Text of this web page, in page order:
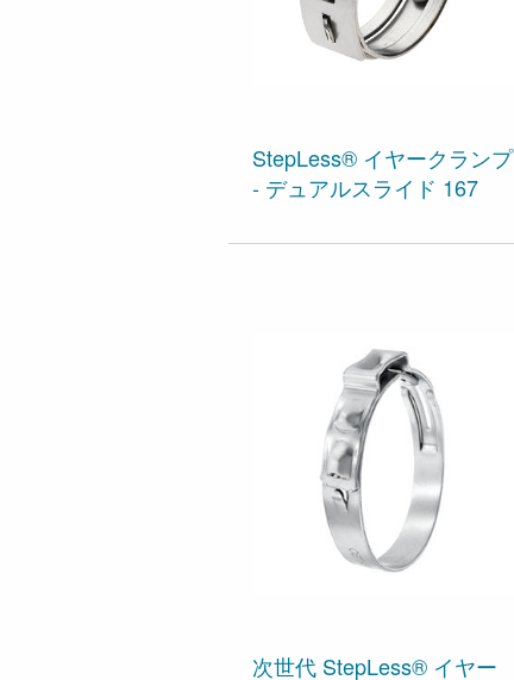
StepLess® イヤークランプ
- デュアルスライド 167
次世代 StepLess® イヤー